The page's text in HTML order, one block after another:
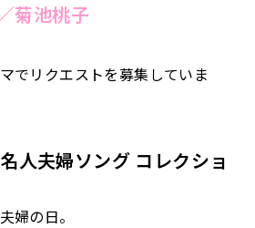
菊池桃子
でリクエストを募集していま
人夫婦ソング コレクショ
婦の日。